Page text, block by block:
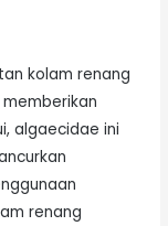
kolam renang
algaecidae ini
renang